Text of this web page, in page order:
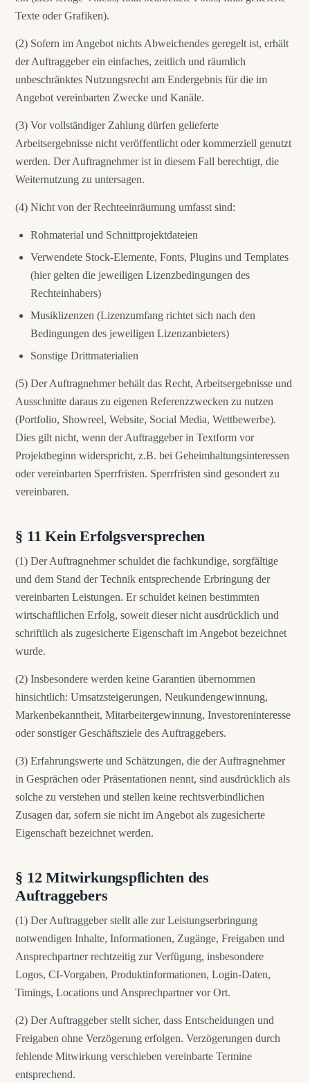
Texte oder Grafiken).
(2) Sofern im Angebot nichts Abweichendes geregelt ist, erhält
der Auftraggeber ein einfaches, zeitlich und räumlich
unbeschränktes Nutzungsrecht am Endergebnis für die im
Angebot vereinbarten Zwecke und Kanäle.
(3) Vor vollständiger Zahlung dürfen gelieferte
Arbeitsergebnisse nicht veröffentlicht oder kommerziell genutzt
werden. Der Auftragnehmer ist in diesem Fall berechtigt, die
Weiternutzung zu untersagen.
(4) Nicht von der Rechteeinräumung umfasst sind:
Rohmaterial und Schnittprojektdateien
Verwendete Stock-Elemente, Fonts, Plugins und Templates
(hier gelten die jeweiligen Lizenzbedingungen des
Rechteinhabers)
Musiklizenzen (Lizenzumfang richtet sich nach den
Bedingungen des jeweiligen Lizenzanbieters)
Sonstige Drittmaterialien
(5) Der Auftragnehmer behält das Recht, Arbeitsergebnisse und
Ausschnitte daraus zu eigenen Referenzzwecken zu nutzen
(Portfolio, Showreel, Website, Social Media, Wettbewerbe).
Dies gilt nicht, wenn der Auftraggeber in Textform vor
Projektbeginn widerspricht, z.B. bei Geheimhaltungsinteressen
oder vereinbarten Sperrfristen. Sperrfristen sind gesondert zu
vereinbaren.
§ 11 Kein Erfolgsversprechen
(1) Der Auftragnehmer schuldet die fachkundige, sorgfältige
und dem Stand der Technik entsprechende Erbringung der
vereinbarten Leistungen. Er schuldet keinen bestimmten
wirtschaftlichen Erfolg, soweit dieser nicht ausdrücklich und
schriftlich als zugesicherte Eigenschaft im Angebot bezeichnet
wurde.
(2) Insbesondere werden keine Garantien übernommen
hinsichtlich: Umsatzsteigerungen, Neukundengewinnung,
Markenbekanntheit, Mitarbeitergewinnung, Investoreninteresse
oder sonstiger Geschäftsziele des Auftraggebers.
(3) Erfahrungswerte und Schätzungen, die der Auftragnehmer
in Gesprächen oder Präsentationen nennt, sind ausdrücklich als
solche zu verstehen und stellen keine rechtsverbindlichen
Zusagen dar, sofern sie nicht im Angebot als zugesicherte
Eigenschaft bezeichnet werden.
§ 12 Mitwirkungspflichten des
Auftraggebers
(1) Der Auftraggeber stellt alle zur Leistungserbringung
notwendigen Inhalte, Informationen, Zugänge, Freigaben und
Ansprechpartner rechtzeitig zur Verfügung, insbesondere
Logos, CI-Vorgaben, Produktinformationen, Login-Daten,
Timings, Locations und Ansprechpartner vor Ort.
(2) Der Auftraggeber stellt sicher, dass Entscheidungen und
Freigaben ohne Verzögerung erfolgen. Verzögerungen durch
fehlende Mitwirkung verschieben vereinbarte Termine
entsprechend.